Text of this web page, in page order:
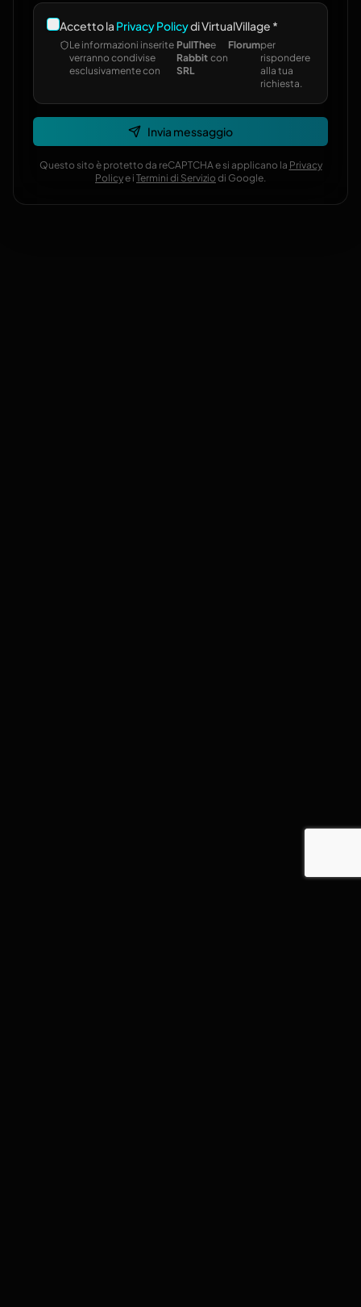
Accetto la Privacy Policydi VirtualVillage *
Le informazioni inserite
verranno condivise
esclusivamente con
PullThe
Rabbit
SRL
e
con
Florumper
rispondere
alla tua
richiesta.
Invia messaggio
Questo sito è protetto da reCAPTCHA e si applicano la Privacy
Policye i Termini di Servizio di Google.